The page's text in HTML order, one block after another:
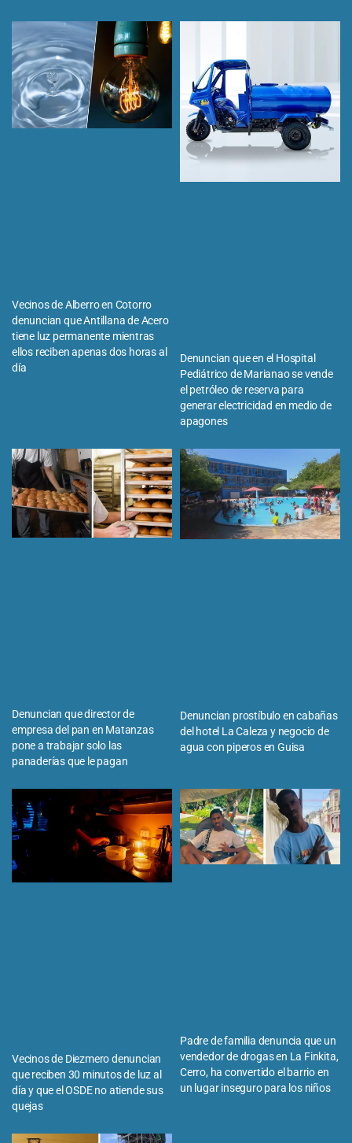
Vecinos de Alberro en Cotorro
denuncian que Antillana de Acero
tiene luz permanente mientras
ellos reciben apenas dos horas al
día
Denuncian que en el Hospital
Pediátrico de Marianao se vende
el petróleo de reserva para
generar electricidad en medio de
apagones
Denuncian que director de
empresa del pan en Matanzas
pone a trabajar solo las
panaderías que le pagan
Denuncian prostíbulo en cabañas
del hotel La Caleza y negocio de
agua con piperos en Guisa
Vecinos de Diezmero denuncian
que reciben 30 minutos de luz al
día y que el OSDE no atiende sus
quejas
Padre de familia denuncia que un
vendedor de drogas en La Finkita,
Cerro, ha convertido el barrio en
un lugar inseguro para los niños